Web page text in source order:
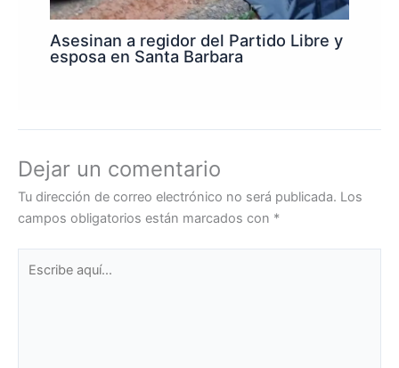
Asesinan a regidor del Partido Libre y
esposa en Santa Barbara
Dejar un comentario
Tu dirección de correo electrónico no será publicada. Los
campos obligatorios están marcados con *
aquí...